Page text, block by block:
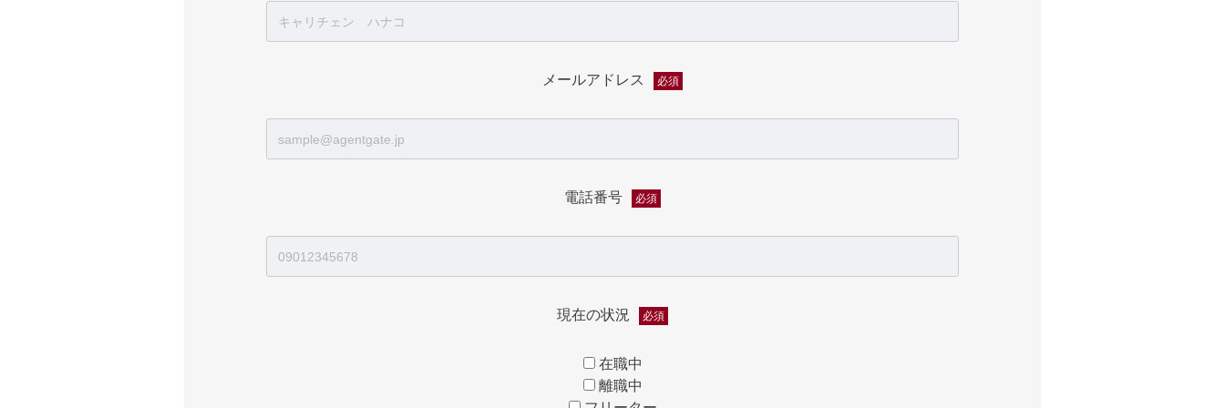
メールアドレス 必須
電話番号 必須
現在の状況 必須
在職中
離職中